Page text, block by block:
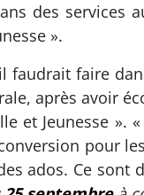
des services
».
faudrait faire
après avoir
et Jeunesse
pour
ados. Ce